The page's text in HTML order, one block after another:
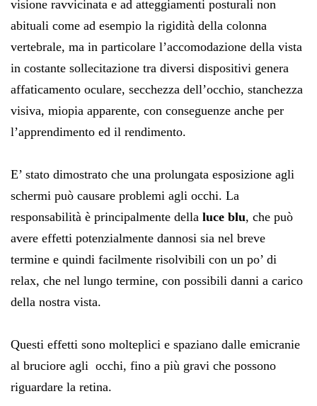
visione ravvicinata e ad atteggiamenti posturali non
abituali come ad esempio la rigidità della colonna
vertebrale, ma in particolare l’accomodazione della vista
in costante sollecitazione tra diversi dispositivi genera
affaticamento oculare, secchezza dell’occhio, stanchezza
visiva, miopia apparente, con conseguenze anche per
l’apprendimento ed il rendimento.
E’ stato dimostrato che una prolungata esposizione agli
schermi può causare problemi agli occhi. La
responsabilità è principalmente della luce blu, che può
avere effetti potenzialmente dannosi sia nel breve
termine e quindi facilmente risolvibili con un po’ di
relax, che nel lungo termine, con possibili danni a carico
della nostra vista.
Questi effetti sono molteplici e spaziano dalle emicranie
al bruciore agli occhi, fino a più gravi che possono
riguardare la retina.